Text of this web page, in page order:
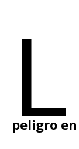
L
peligro